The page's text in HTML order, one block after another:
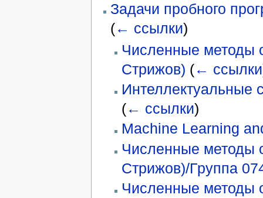
Задачи пробного
(← ссылки)
Численные методы
Стрижов) (← ссылки
(← ссылки)
Machine Learning
Численные методы
Стрижов)/Группа
Численные методы